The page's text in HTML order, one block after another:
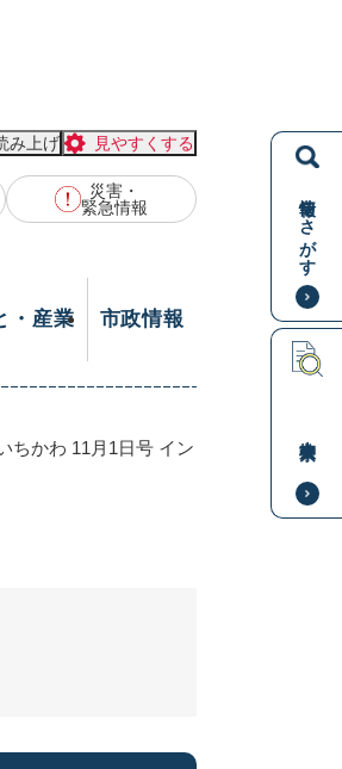
情報をさがす
み上げ 見やすくする
災害・
緊急情報
・産業 市政情報
ちかわ 11月1日号 イン